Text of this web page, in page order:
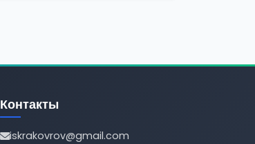
Контакты
iskrakovrov@gmail.com